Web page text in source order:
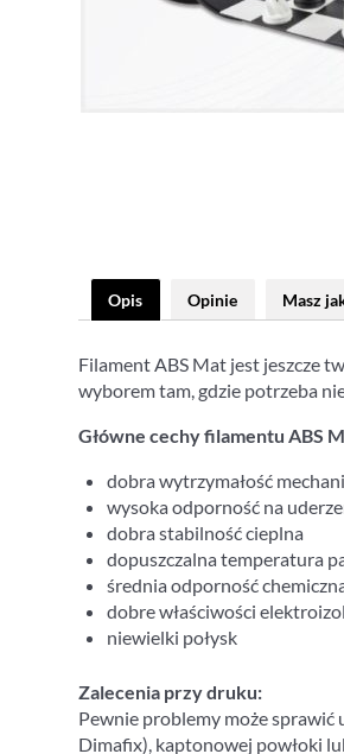
Opis Opinie Masz
Filament ABS Mat jest jeszcze
wyborem tam, gdzie potrzeba
Główne cechy filamentu ABS
dobra wytrzymałość
wysoka odporność na
dobra stabilność cieplna
dopuszczalna temperatura
średnia odporność
dobre właściwości
niewielki połysk
Zalecenia przy druku:
Pewnie problemy może sprawić
Dimafix), kaptonowej powłoki